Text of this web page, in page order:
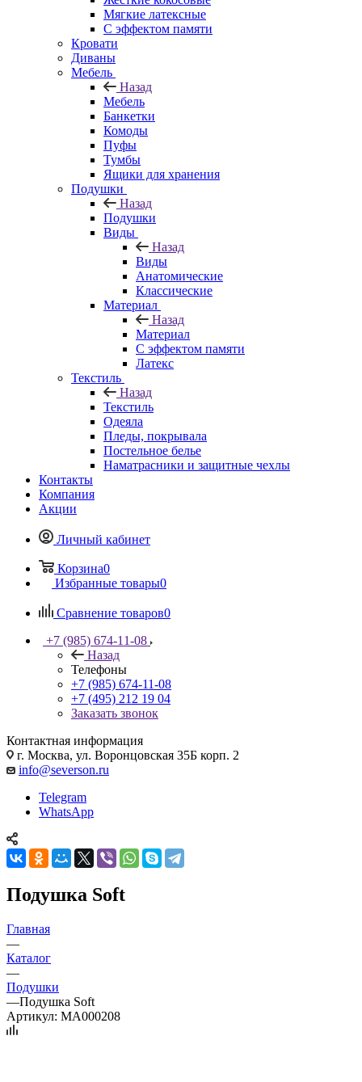
Мягкие латексные
С эффектом памяти
Кровати
Диваны
Мебель
Назад
Мебель
Банкетки
Комоды
Пуфы
Тумбы
Ящики для хранения
Подушки
Назад
Подушки
Виды
Назад
Виды
Анатомические
Классические
Материал
Назад
Материал
С эффектом памяти
Латекс
Текстиль
Назад
Текстиль
Одеяла
Пледы, покрывала
Постельное белье
Наматрасники и защитные чехлы
Контакты
Компания
Акции
Личный кабинет
Корзина0
Избранные товары0
Сравнение товаров0
+7 (985) 674-11-08
Назад
Телефоны
+7 (985) 674-11-08
+7 (495) 212 19 04
Заказать звонок
Контактная информация
г. Москва, ул. Воронцовская 35Б корп. 2
info@severson.ru
Telegram
WhatsApp
Подушка Soft
Главная
—
Каталог
—
Подушки
—Подушка Soft
Артикул: MA000208